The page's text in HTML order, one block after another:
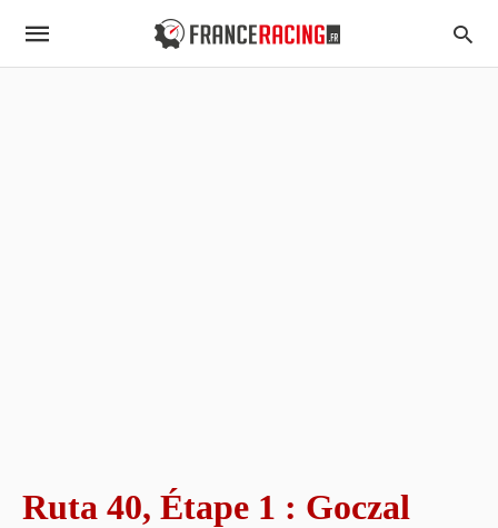
Ruta 40, Étape 1 : Goczal